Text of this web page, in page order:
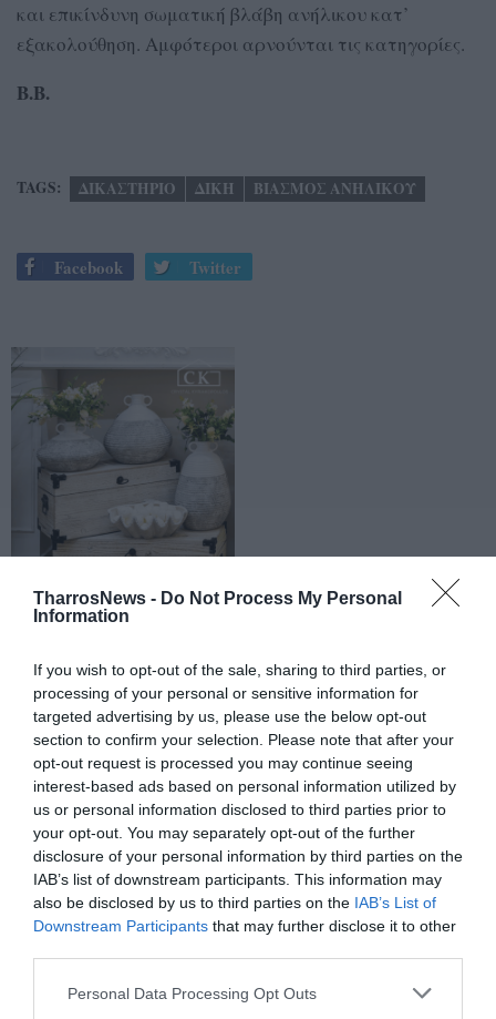
TharrosNews - Do Not Process My Personal
Information
If you wish to opt-out of the sale, sharing to third parties, or
processing of your personal or sensitive information for
targeted advertising by us, please use the below opt-out
section to confirm your selection. Please note that after your
opt-out request is processed you may continue seeing
interest-based ads based on personal information utilized by
us or personal information disclosed to third parties prior to
your opt-out. You may separately opt-out of the further
disclosure of your personal information by third parties on the
IAB’s list of downstream participants. This information may
also be disclosed by us to third parties on the IAB’s List of
Downstream Participants that may further disclose it to other
Personal Data Processing Opt Outs
και επικίνδυνη σωματική βλάβη ανήλικου κατ’
εξακολούθηση. Αμφότεροι αρνούνται τις κατηγορίες.
Β.Β.
TAGS: ΔΙΚΑΣΤΗΡΙΟ ΔΙΚΗ ΒΙΑΣΜΟΣ ΑΝΗΛΙΚΟΥ
Facebook Twitter